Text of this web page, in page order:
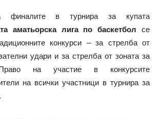
в турнира за купата
аматьорска лига по баскетбол се
конкурси – за стрелба от
удари и за стрелба от зоната за
на участие в конкурсите
на всички участници в турнира за
.